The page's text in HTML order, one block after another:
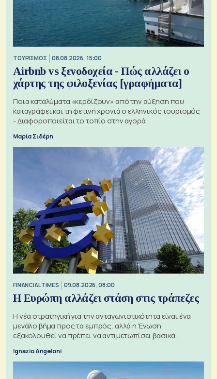
ΤΟΥΡΙΣΜΟΣ 08.08.2026, 15:00
Airbnb vs ξενοδοχεία - Πώς αλλάζει ο
χάρτης της φιλοξενίας [γραφήματα]
Ποια καταλύματα «κερδίζουν» από την αύξηση που
καταγράφει και τη φετινή χρονιά ο ελληνικός τουρισμός
- Διαφοροποιείται το τοπίο στην αγορά
Μαρία Σιδέρη
FINANCIAL TIMES 09.08.2026, 08:00
Η Ευρώπη αλλάζει στάση στις τράπεζες
Η νέα στρατηγική για την ανταγωνιστικότητα είναι ένα
μεγάλο βήμα προς τα εμπρός, αλλά η Ένωση
εξακολουθεί να πρέπει να αντιμετωπίσει βασικά
Ignazio Angeloni